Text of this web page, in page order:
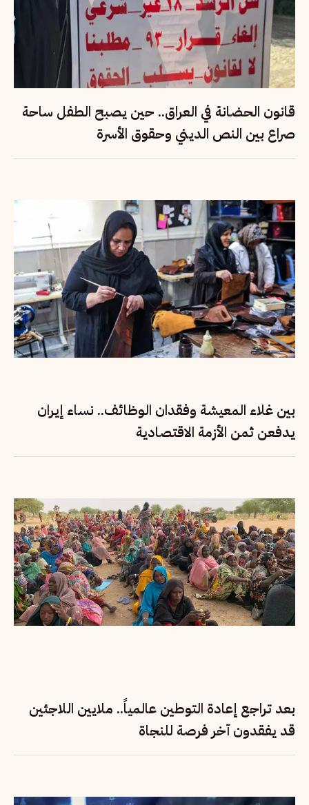
قانون الحضانة في العراق.. حين يصبح الطفل ساحة
صراع بين النص الديني وحقوق الأسرة
بين غلاء المعيشة وفقدان الوظائف.. نساء إيران
يدفعن ثمن الأزمة الاقتصادية
بعد تراجع إعادة التوطين عالمياً.. ملايين اللاجئين
قد يفقدون آخر فرصة للنجاة